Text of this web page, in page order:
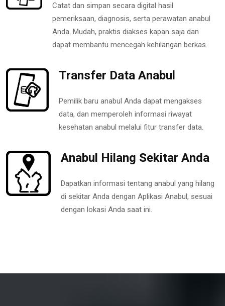
Catat dan simpan secara digital hasil
pemeriksaan, diagnosis, serta perawatan anabul
Anda. Mudah, praktis diakses kapan saja dan
dapat membantu mencegah kehilangan berkas.
Transfer Data Anabul
Pemilik baru anabul Anda dapat mengakses
data, dan memperoleh informasi riwayat
kesehatan anabul melalui fitur transfer data.
Anabul Hilang Sekitar Anda
Dapatkan informasi tentang anabul yang hilang
di sekitar Anda dengan Aplikasi Anabul, sesuai
dengan lokasi Anda saat ini.